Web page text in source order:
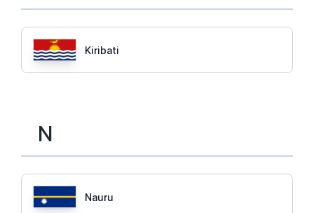
Kiribati
N
Nauru